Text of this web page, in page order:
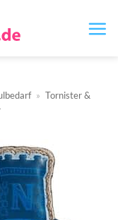
» Tornister &